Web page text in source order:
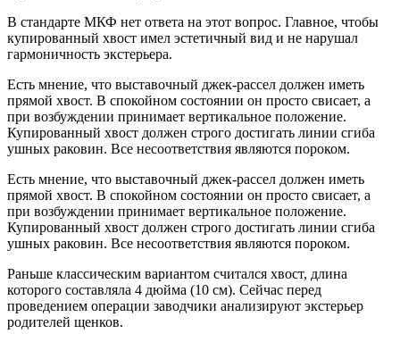
В стандарте МКФ нет ответа на этот вопрос. Главное, чтобы
купированный хвост имел эстетичный вид и не нарушал
гармоничность экстерьера.
Есть мнение, что выставочный джек-рассел должен иметь
прямой хвост. В спокойном состоянии он просто свисает, а
при возбуждении принимает вертикальное положение.
Купированный хвост должен строго достигать линии сгиба
ушных раковин. Все несоответствия являются пороком.
Есть мнение, что выставочный джек-рассел должен иметь
прямой хвост. В спокойном состоянии он просто свисает, а
при возбуждении принимает вертикальное положение.
Купированный хвост должен строго достигать линии сгиба
ушных раковин. Все несоответствия являются пороком.
Раньше классическим вариантом считался хвост, длина
которого составляла 4 дюйма (10 см). Сейчас перед
проведением операции заводчики анализируют экстерьер
родителей щенков.